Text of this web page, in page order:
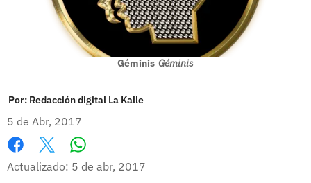
Géminis Géminis
Por: Redacción digital La Kalle
5 de Abr, 2017
Facebook
X
Actualizado: 5 de abr, 2017